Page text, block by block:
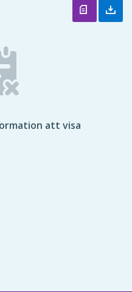
att visa